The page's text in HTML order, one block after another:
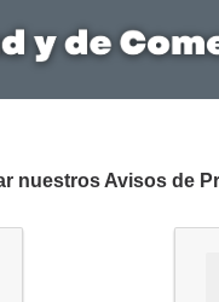
nuestros Avisos de